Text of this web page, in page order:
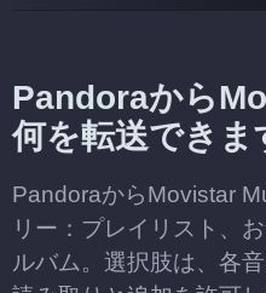
Pandoraから
何を転送できま
PandoraからMovistar
リー：プレイリスト、
ルバム。選択肢は、各